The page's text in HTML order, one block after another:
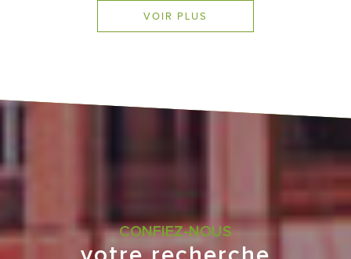
VOIR PLUS
CONFIEZ-NOUS